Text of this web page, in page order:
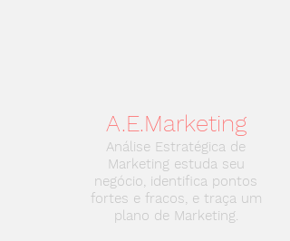
A.E.Marketing
Análise Estratégica de
Marketing estuda seu
negócio, identifica pontos
fortes e fracos, e traça um
plano de Marketing.